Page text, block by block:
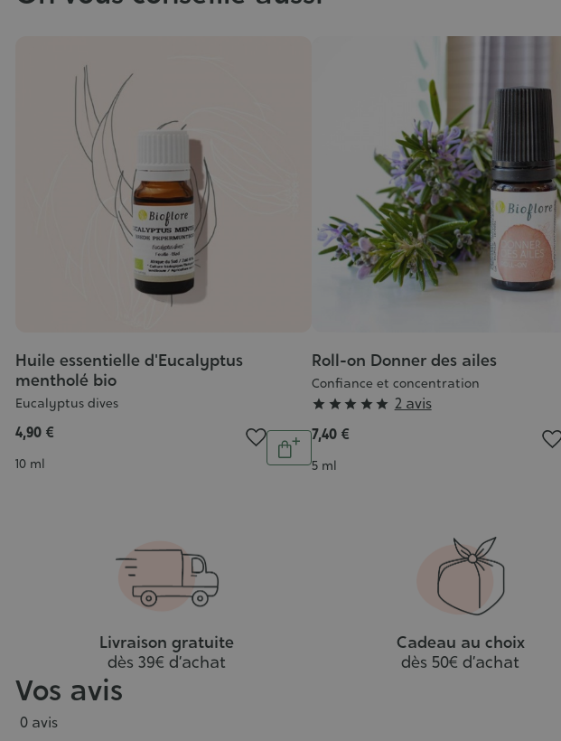
Huile essentielle d'Eucalyptus
mentholé bio
Eucalyptus dives
4,90 €
Contenance
10 ml
Quantité
Ajouter
Roll-on Donner des ailes
Confiance et concentration
Grade
:
5/5
     2 avis
7,40 €
Contenance
5 ml
Livraison gratuite
dès 39€ d’achat
Cadeau au choix
dès 50€ d’achat
Vos avis
0 avis